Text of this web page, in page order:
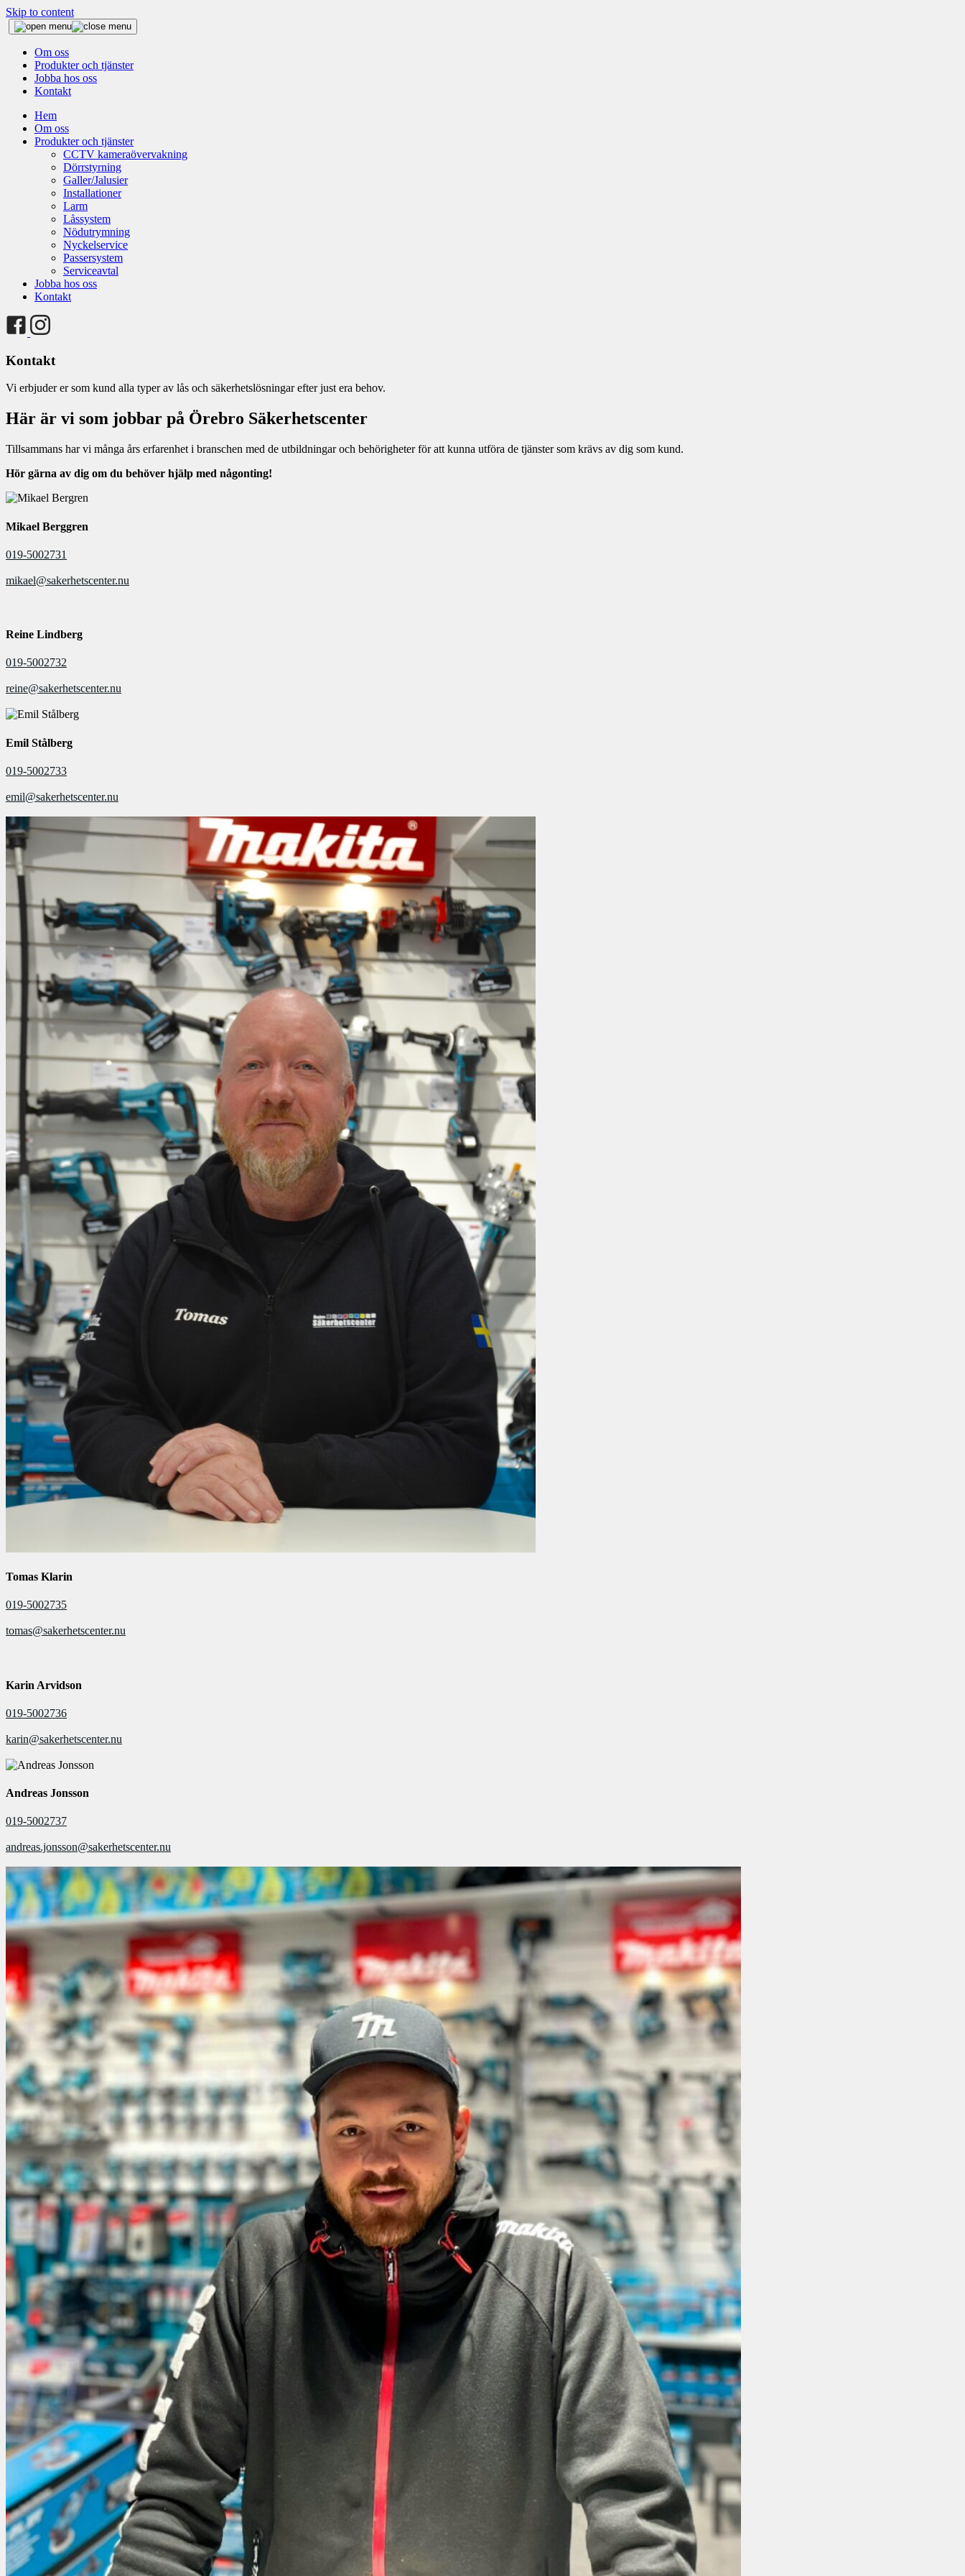
Skip to content
Om oss
Produkter och tjänster
Jobba hos oss
Kontakt
Hem
Om oss
Produkter och tjänster
CCTV kameraövervakning
Dörrstyrning
Galler/Jalusier
Installationer
Larm
Låssystem
Nödutrymning
Nyckelservice
Passersystem
Serviceavtal
Jobba hos oss
Kontakt
Kontakt
Vi erbjuder er som kund alla typer av lås och säkerhetslösningar efter just era behov.
Här är vi som jobbar på Örebro Säkerhetscenter
Tillsammans har vi många års erfarenhet i branschen med de utbildningar och behörigheter för att kunna utföra de tjänster som krävs av dig som kund.
Hör gärna av dig om du behöver hjälp med någonting!
Mikael Berggren
019-5002731
mikael@sakerhetscenter.nu
Reine Lindberg
019-5002732
reine@sakerhetscenter.nu
Emil Stålberg
019-5002733
emil@sakerhetscenter.nu
Tomas Klarin
019-5002735
tomas@sakerhetscenter.nu
Karin Arvidson
019-5002736
karin@sakerhetscenter.nu
Andreas Jonsson
019-5002737
andreas.jonsson@sakerhetscenter.nu